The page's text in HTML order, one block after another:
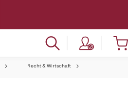
Recht & Wirtschaft